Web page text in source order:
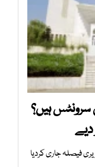
سرونٹس ہیں؟
دیے
فیصلہ جاری کردیا